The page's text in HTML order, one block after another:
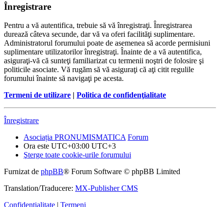
Înregistrare
Pentru a vă autentifica, trebuie să vă înregistraţi. Înregistrarea
durează câteva secunde, dar vă va oferi facilităţi suplimentare.
Administratorul forumului poate de asemenea să acorde permisiuni
suplimentare utilizatorilor înregistraţi. Înainte de a vă autentifica,
asiguraţi-vă că sunteţi familiarizat cu termenii noştri de folosire şi
politicile asociate. Vă rugăm să vă asiguraţi că aţi citit regulile
forumului înainte să navigaţi pe acesta.
Termeni de utilizare | Politica de confidenţialitate
Înregistrare
Asociația PRONUMISMATICA Forum
Ora este UTC+03:00 UTC+3
Şterge toate cookie-urile forumului
Furnizat de phpBB® Forum Software © phpBB Limited
Translation/Traducere: MX-Publisher CMS
Confidențialitate | Termeni